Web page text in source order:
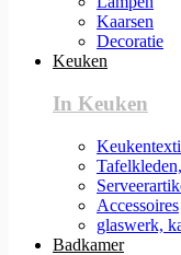
Kaarsen
Decoratie
Keuken
In Keuken
Accessoires
glaswerk,
Badkamer